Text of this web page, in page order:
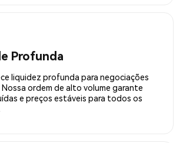
Profunda
liquidez profunda para negociações
ordem de alto volume garante
e preços estáveis para todos os